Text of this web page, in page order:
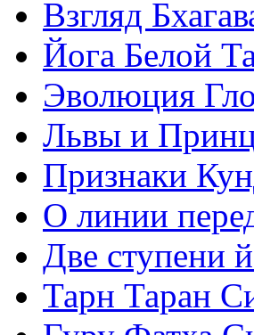
Взгляд
Йога Белой
Эволюция
Львы и
Признаки
О линии
Две ступени
Тарн Таран